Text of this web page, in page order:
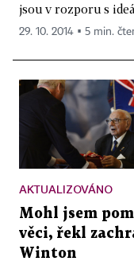
jsou v rozporu s
29. 10. 2014 ▪ 5 min.
AKTUALIZOVÁNO
Mohl jsem
věci, řekl
Winton